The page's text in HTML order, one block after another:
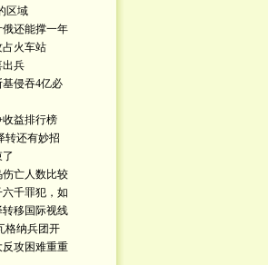
区域
俄还能撑一年
占火车站
出兵
基侵吞4亿必
收益排行榜
转还有妙招
伤亡人数比较
六千罪犯，如
转移国际视线
格纳兵团开
反攻困难重重